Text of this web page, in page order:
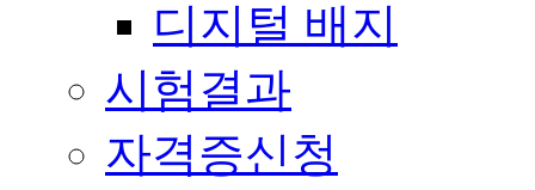
디지털 배지
시험결과
자격증신청